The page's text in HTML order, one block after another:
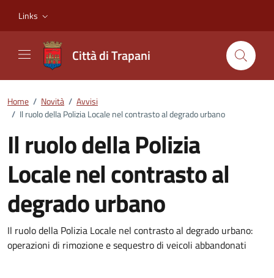
Links
Città di Trapani
Home / Novità / Avvisi
/ Il ruolo della Polizia Locale nel contrasto al degrado urbano
Il ruolo della Polizia
Locale nel contrasto al
degrado urbano
Dettagli della notizia
Il ruolo della Polizia Locale nel contrasto al degrado urbano:
operazioni di rimozione e sequestro di veicoli abbandonati